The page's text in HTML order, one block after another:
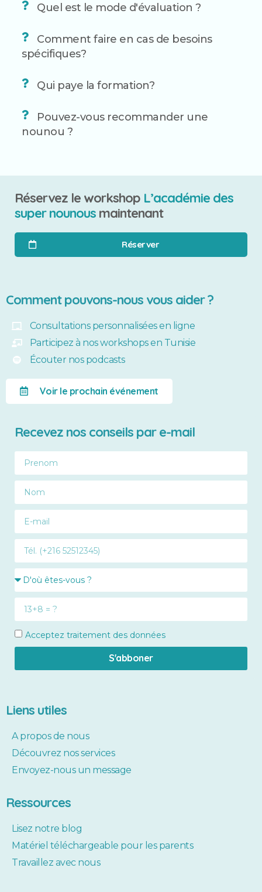
Quel est le mode d'évaluation ?
Comment faire en cas de besoins
spécifiques?
Qui paye la formation?
Pouvez-vous recommander une
nounou ?
Réservez le workshop L’académie des
super nounous maintenant
Réserver
Comment pouvons-nous vous aider ?
Consultations personnalisées en ligne
Participez à nos workshops en Tunisie
Écouter nos podcasts
Voir le prochain événement
Recevez nos conseils par e-mail
Acceptez traitement des données
S'abboner
Liens utiles
A propos de nous
Découvrez nos services
Envoyez-nous un message
Ressources
Lisez notre blog
Matériel téléchargeable pour les parents
Travaillez avec nous